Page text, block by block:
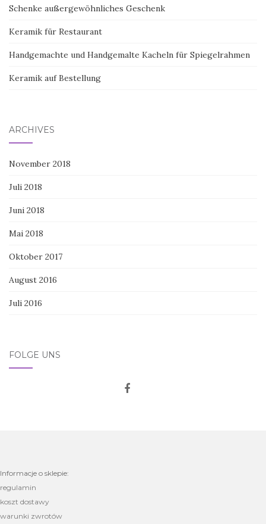
Schenke außergewöhnliches Geschenk
Keramik für Restaurant
Handgemachte und Handgemalte Kacheln für Spiegelrahmen
Keramik auf Bestellung
ARCHIVES
November 2018
Juli 2018
Juni 2018
Mai 2018
Oktober 2017
August 2016
Juli 2016
FOLGE UNS
Informacje o sklepie:
regulamin
koszt dostawy
warunki zwrotów